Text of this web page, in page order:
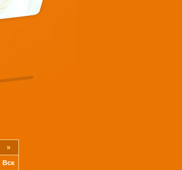
»
Вск